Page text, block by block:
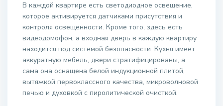
В каждой квартире есть светодиодное освещение,
которое активируется датчиками присутствия и
контроля освещенности. Кроме того, здесь есть
видеодомофон, а входная дверь в каждую квартиру
находится под системой безопасности. Кухня имеет
аккуратную мебель, двери стратифицированы, а
сама она оснащена белой индукционной плитой,
вытяжкой первоклассного качества, микроволновой
печью и духовкой с пиролитической очисткой.